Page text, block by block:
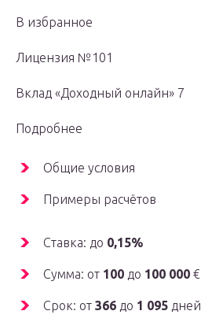
В избранное
Лицензия №101
Вклад «Доходный онлайн» 7
Подробнее
Общие условия
Примеры расчётов
Ставка: до 0,15%
Сумма: от 100 до 100 000 €
Срок: от 366 до 1 095 дней